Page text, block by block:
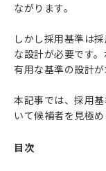
ながります。
しかし採用基準は
な設計が必要です
有用な基準の設計が
本記事では、採用
いて候補者を見極
目次